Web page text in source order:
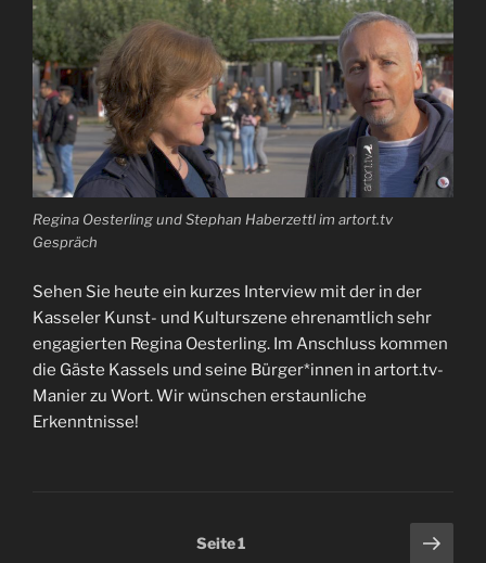
Regina Oesterling und Stephan Haberzettl im artort.tv
Gespräch
Sehen Sie heute ein kurzes Interview mit der in der
Kasseler Kunst- und Kulturszene ehrenamtlich sehr
engagierten Regina Oesterling. Im Anschluss kommen
die Gäste Kassels und seine Bürger*innen in artort.tv-
Manier zu Wort. Wir wünschen erstaunliche
Erkenntnisse!
Seitennummerierung
Seite1